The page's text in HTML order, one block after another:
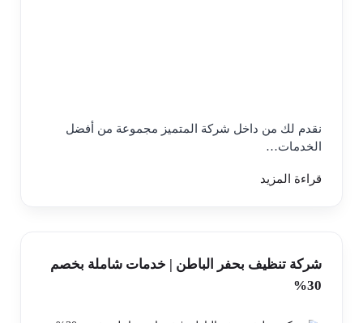
نقدم لك من داخل شركة المتميز مجموعة من أفضل
الخدمات…
قراءة المزيد
شركة تنظيف بحفر الباطن | خدمات شاملة بخصم
30%